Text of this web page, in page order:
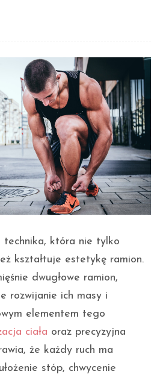
technika, która nie tylko
kształtuje estetykę ramion.
dwugłowe ramion,
rozwijanie ich masy i
elementem tego
ciała oraz precyzyjna
że każdy ruch ma
stóp, chwycenie